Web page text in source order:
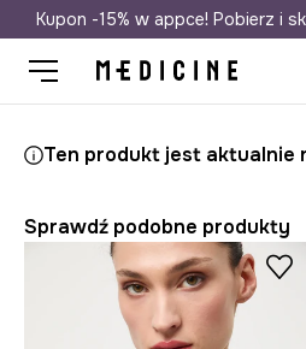
Darmowa dostawa
Kupon -15% w appce! Pobierz i
Ten produkt jest aktualnie
Sprawdź podobne produkty